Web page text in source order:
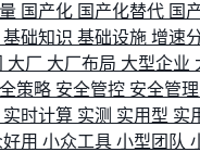
国产化 国产化替代 国
基础知识 基础设施 增速
大厂 大厂布局 大型企业
策略 安全管控 安全管理
实时计算 实测 实用型 实
用 小众工具 小型团队